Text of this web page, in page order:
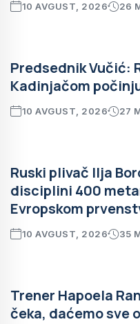
10 AVGUST, 2026 26
Predsednik Vučić:
Kadinjačom
10 AVGUST, 2026 27
Ruski plivač Ilja
disciplini 400
Evropskom
10 AVGUST, 2026 35
Trener Hapoela
čeka, daćemo sve